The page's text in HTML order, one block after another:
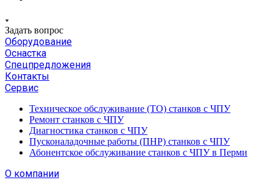
Задать вопрос
Оборудование
Оснастка
Спецпредложения
Контакты
Сервис
Техническое обслуживание (ТО) станков с ЧПУ
Ремонт станков с ЧПУ
Диагностика станков с ЧПУ
Пусконаладочные работы (ПНР) станков с ЧПУ
Абонентское обслуживание станков с ЧПУ в Перми
О компании